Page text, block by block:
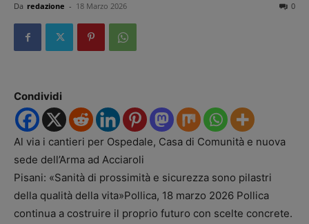
Da redazione - 18 Marzo 2026 0
Condividi
Al via i cantieri per Ospedale, Casa di Comunità e nuova
sede dell’Arma ad Acciaroli
Pisani: «Sanità di prossimità e sicurezza sono pilastri
della qualità della vita»Pollica, 18 marzo 2026 Pollica
continua a costruire il proprio futuro con scelte concrete.